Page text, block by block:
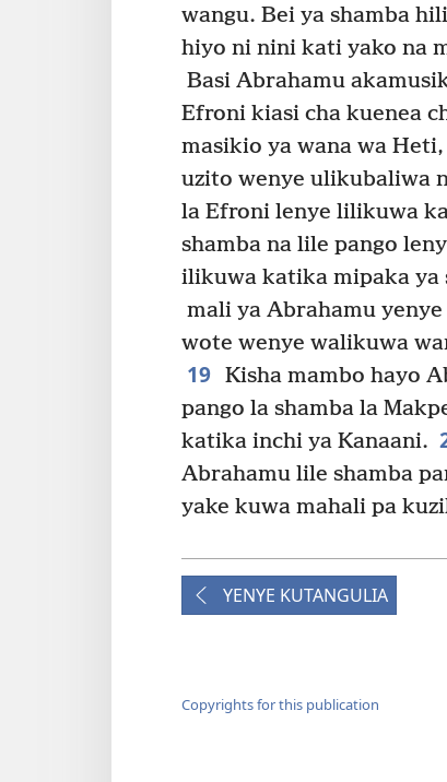
wangu. Bei ya shamba
hiyo ni nini kati yako na
Basi Abrahamu
Efroni kiasi cha kuenea
masikio ya wana wa
uzito wenye ulikubaliwa
la Efroni lenye lilikuwa
shamba na lile pango
ilikuwa katika mipaka ya
mali ya Abrahamu
wote wenye walikuwa
19 Kisha mambo hayo
pango la shamba la
katika inchi ya Kanaani.
Abrahamu lile shamba
yake kuwa mahali pa
YENYE KUTANGULIA
Copyrights for this publication